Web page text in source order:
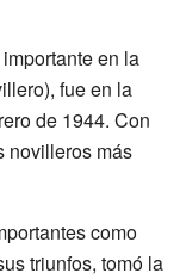
en la
fue en la
de 1944. Con
novilleros más
como
triunfos, tomó la